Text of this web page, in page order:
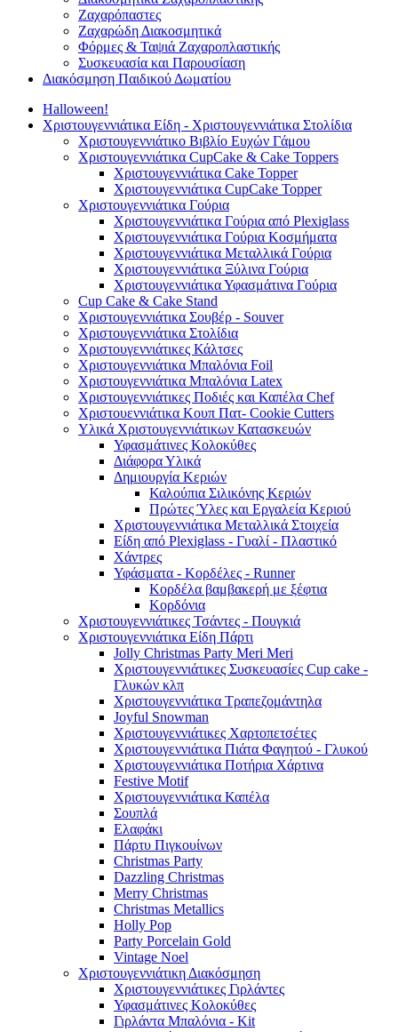
Ζαχαρόπαστες
Ζαχαρώδη Διακοσμητικά
Φόρμες & Ταψιά Ζαχαροπλαστικής
Συσκευασία και Παρουσίαση
Διακόσμηση Παιδικού Δωματίου
Halloween!
Χριστουγεννιάτικα Είδη - Χριστουγεννιάτικα Στολίδια
Χριστουγεννιάτικο Βιβλίο Ευχών Γάμου
Χριστουγεννιάτικα CupCake & Cake Toppers
Χριστουγεννιάτικα Cake Topper
Χριστουγεννιάτικα CupCake Topper
Χριστουγεννιάτικα Γούρια
Χριστουγεννιάτικα Γούρια από Plexiglass
Χριστουγεννιάτικα Γούρια Κοσμήματα
Χριστουγεννιάτικα Μεταλλικά Γούρια
Χριστουγεννιάτικα Ξύλινα Γούρια
Χριστουγεννιάτικα Υφασμάτινα Γούρια
Cup Cake & Cake Stand
Χριστουγεννιάτικα Σουβέρ - Souver
Χριστουγεννιάτικα Στολίδια
Χριστουγεννιάτικες Κάλτσες
Χριστουγεννιάτικα Μπαλόνια Foil
Χριστουγεννιάτικα Μπαλόνια Latex
Χριστουγεννιάτικες Ποδιές και Καπέλα Chef
Χριστουεννιάτικα Κουπ Πατ- Cookie Cutters
Υλικά Χριστουγεννιάτικων Κατασκευών
Υφασμάτινες Κολοκύθες
Διάφορα Υλικά
Δημιουργία Κεριών
Καλούπια Σιλικόνης Κεριών
Πρώτες Ύλες και Εργαλεία Κεριού
Χριστουγεννιάτικα Μεταλλικά Στοιχεία
Είδη από Plexiglass - Γυαλί - Πλαστικό
Χάντρες
Υφάσματα - Κορδέλες - Runner
Κορδέλα βαμβακερή με ξέφτια
Κορδόνια
Χριστουγεννιάτικες Τσάντες - Πουγκιά
Χριστουγεννιάτικα Είδη Πάρτι
Jolly Christmas Party Meri Meri
Χριστουγεννιάτικες Συσκευασίες Cup cake -
Γλυκών κλπ
Χριστουγεννιάτικα Τραπεζομάντηλα
Joyful Snowman
Χριστουγεννιάτικες Χαρτοπετσέτες
Χριστουγεννιάτικα Πιάτα Φαγητού - Γλυκού
Χριστουγεννιάτικα Ποτήρια Χάρτινα
Festive Motif
Χριστουγεννιάτικα Καπέλα
Σουπλά
Ελαφάκι
Πάρτυ Πιγκουίνων
Christmas Party
Dazzling Christmas
Merry Christmas
Christmas Metallics
Holly Pop
Party Porcelain Gold
Vintage Noel
Χριστουγεννιάτικη Διακόσμηση
Χριστουγεννιάτικες Γιρλάντες
Υφασμάτινες Κολοκύθες
Γιρλάντα Μπαλόνια - Kit